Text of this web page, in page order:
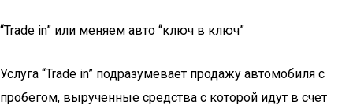
“Trade in” или меняем авто “ключ в ключ”
Услуга “Trade in” подразумевает продажу автомобиля с
пробегом, вырученные средства с которой идут в счет